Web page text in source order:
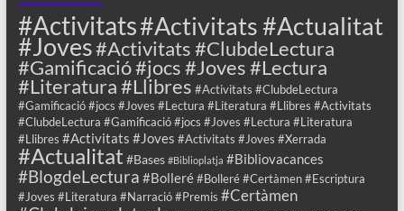
#Activitats#Activitats #Actualitat
#Joves#Activitats #ClubdeLectura
#Gamificació #jocs #Joves #Lectura
#Literatura #Llibres #Activitats #ClubdeLectura
#Gamificació #jocs #Joves #Lectura #Literatura #Llibres #Activitats
#ClubdeLectura #Gamificació #jocs #Joves #Lectura #Literatura
#Llibres #Activitats #Joves #Activitats #Joves #Xerrada
#Actualitat #Bases #Biblioplatja #Bibliovacances
#BlogdeLectura #Bolleré #Bolleré #Certàmen #Escriptura
#Joves #Literatura #Narració #Premis #Certàmen